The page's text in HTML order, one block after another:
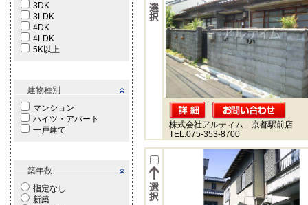
3DK
3LDK
4DK
4LDK
5K以上
建物種別
マンション
ハイツ・アパート
一戸建て
築年数
指定なし
新築
株式会社アルティム 京都駅前店
TEL.075-353-8700